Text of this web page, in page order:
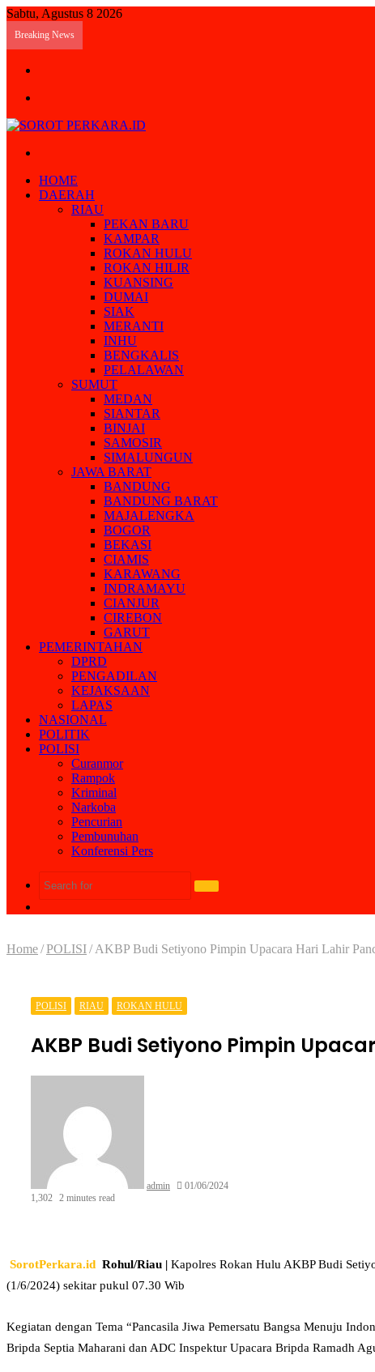
Sabtu, Agustus 8 2026
Breaking News
HOME
DAERAH
RIAU
PEKAN BARU
KAMPAR
ROKAN HULU
ROKAN HILIR
KUANSING
DUMAI
SIAK
MERANTI
INHU
BENGKALIS
PELALAWAN
SUMUT
MEDAN
SIANTAR
BINJAI
SAMOSIR
SIMALUNGUN
JAWA BARAT
BANDUNG
BANDUNG BARAT
MAJALENGKA
BOGOR
BEKASI
CIAMIS
KARAWANG
INDRAMAYU
CIANJUR
CIREBON
GARUT
PEMERINTAHAN
DPRD
PENGADILAN
KEJAKSAAN
LAPAS
NASIONAL
POLITIK
POLISI
Curanmor
Rampok
Kriminal
Narkoba
Pencurian
Pembunuhan
Konferensi Pers
Search
Home/POLISI/ AKBP Budi Setiyono Pimpin Upacara Hari Lahir
POLISI RIAU ROKAN HULU
AKBP Budi Setiyono Pimpin
admin
01/06/2024
1,302 2 minutes read
SorotPerkara.id Rohul/Riau | Kapolres Rokan Hulu AKBP Budi
(1/6/2024) sekitar pukul 07.30 Wib
Kegiatan dengan Tema “Pancasila Jiwa Pemersatu Bangsa Menuju
Bripda Septia Maharani dan ADC Inspektur Upacara Bripda Ramadh